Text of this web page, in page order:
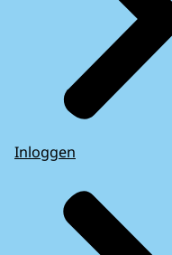
Inloggen